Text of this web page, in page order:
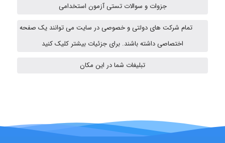
HaddadiMahsaجزوات و سوالات تستی آزمون استخدامی
تمام شرکت های دولتی و خصوصی در سایت می توانند یک صفحه
اختصاصی داشته باشند. برای جزئیات بیشتر کلیک کنید
تبلیغات شما در این مکان